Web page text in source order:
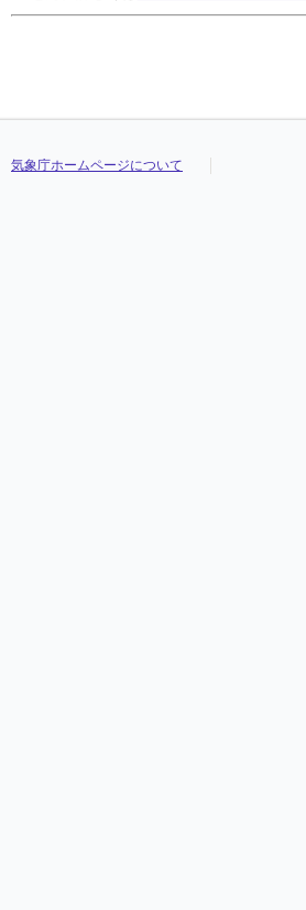
気象庁ホームページについて